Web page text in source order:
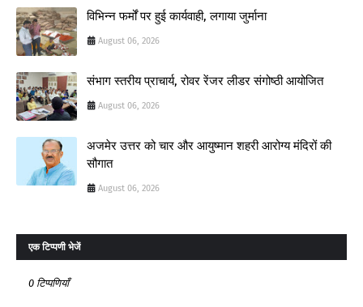
विभिन्न फर्मों पर हुई कार्यवाही, लगाया जुर्माना
August 06, 2026
संभाग स्तरीय प्राचार्य, रोवर रेंजर लीडर संगोष्ठी आयोजित
August 06, 2026
अजमेर उत्तर को चार और आयुष्मान शहरी आरोग्य मंदिरों की
सौगात
August 06, 2026
एक टिप्पणी भेजें
0 टिप्पणियाँ